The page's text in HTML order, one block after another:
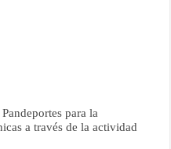
para la
a través de la actividad